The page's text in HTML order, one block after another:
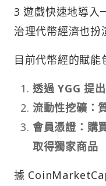
3 遊戲快速地導入
治理代幣經濟也扮
目前代幣經的賦能
透過 YGG 提
流動性挖礦：
會員憑證：購
取得獨家商品
據